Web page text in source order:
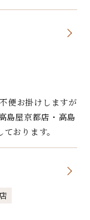
便お掛けしますが
島屋京都店・高島
おります。